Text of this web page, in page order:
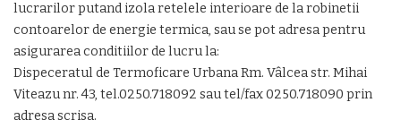
lucrarilor putand izola retelele interioare de la robinetii
contoarelor de energie termica, sau se pot adresa pentru
asigurarea conditiilor de lucru la:
Dispeceratul de Termoficare Urbana Rm. Vâlcea str. Mihai
Viteazu nr. 43, tel.0250.718092 sau tel/fax 0250.718090 prin
adresa scrisa.